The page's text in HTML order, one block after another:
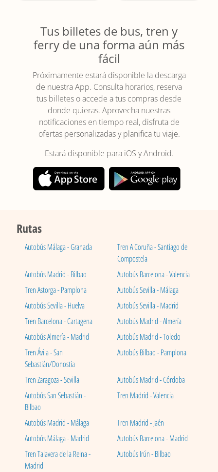
Tus billetes de bus, tren y
ferry de una forma aún más
fácil
Próximamente estará disponible la descarga
de nuestra App. Consulta horarios, reserva
tus billetes o accede a tus compras desde
donde quieras. Aprovecha nuestras
notificaciones en tiempo real, disfruta de
ofertas personalizadas y planifica tu viaje.
Estará disponible para iOS y Android.
Rutas
Autobús Málaga - Granada
Tren A Coruña - Santiago de
Compostela
Autobús Madrid - Bilbao
Autobús Barcelona - Valencia
Tren Astorga - Pamplona
Autobús Sevilla - Málaga
Autobús Sevilla - Huelva
Autobús Sevilla - Madrid
Tren Barcelona - Cartagena
Autobús Madrid - Almería
Autobús Almería - Madrid
Autobús Madrid - Toledo
Tren Ávila - San
Sebastián/Donostia
Autobús Bilbao - Pamplona
Tren Zaragoza - Sevilla
Autobús Madrid - Córdoba
Autobús San Sebastián -
Bilbao
Tren Madrid - Valencia
Autobús Madrid - Málaga
Tren Madrid - Jaén
Autobús Málaga - Madrid
Autobús Barcelona - Madrid
Tren Talavera de la Reina -
Madrid
Autobús Irún - Bilbao